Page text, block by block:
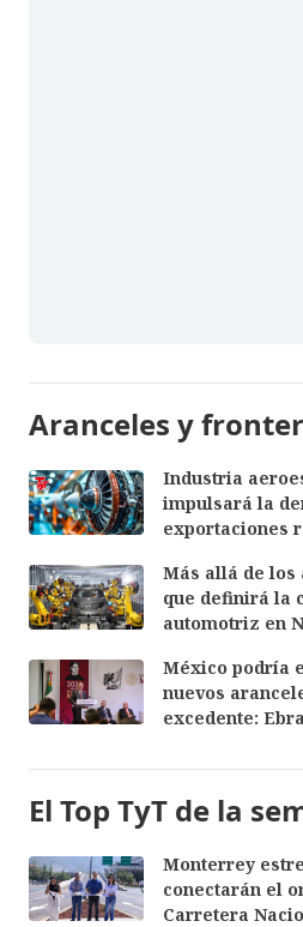
Aranceles y
Industria
impulsará la
exportaciones
Más allá de
que definirá la
automotriz en
México podría
nuevos
excedente:
El Top TyT de la
Monterrey
conectarán el
Carretera